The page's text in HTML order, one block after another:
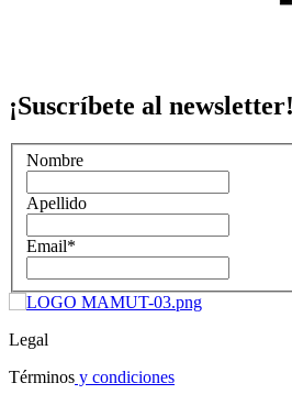
¡Suscríbete al newsletter!
Nombre
Apellido
Email*
Legal
Términos y condiciones